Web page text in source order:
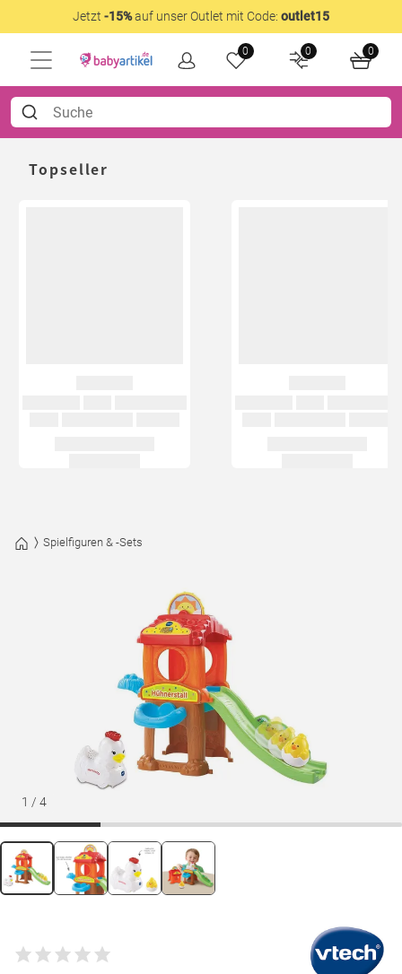
Jetzt -15%auf unser Outlet mit Code: outlet15
0 0 0
Topseller
Spielfiguren & -Sets
1 / 4